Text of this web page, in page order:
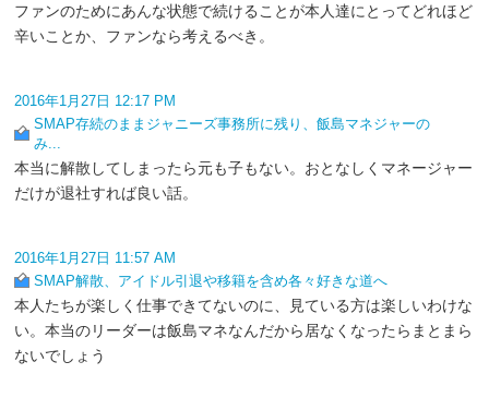
ファンのためにあんな状態で続けることが本人達にとってどれほど
辛いことか、ファンなら考えるべき。
2016年1月27日 12:17 PM
SMAP存続のままジャニーズ事務所に残り、飯島マネジャーの
み...
本当に解散してしまったら元も子もない。おとなしくマネージャー
だけが退社すれば良い話。
2016年1月27日 11:57 AM
SMAP解散、アイドル引退や移籍を含め各々好きな道へ
本人たちが楽しく仕事できてないのに、見ている方は楽しいわけな
い。本当のリーダーは飯島マネなんだから居なくなったらまとまら
ないでしょう